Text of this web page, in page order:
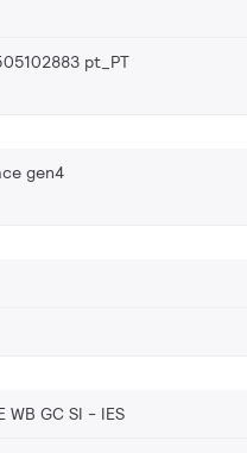
pt_PT
gen4
WB GC SI IES